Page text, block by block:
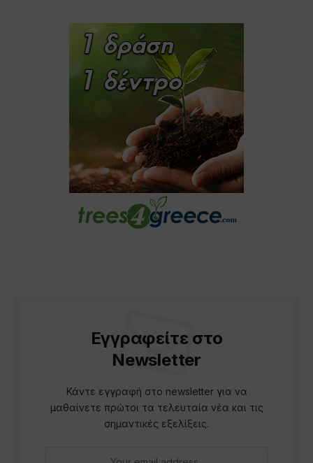
Εγγραφείτε στο
Newsletter
Κάντε εγγραφή στο newsletter για να
μαθαίνετε πρώτοι τα τελευταία νέα και τις
σημαντικές εξελίξεις.